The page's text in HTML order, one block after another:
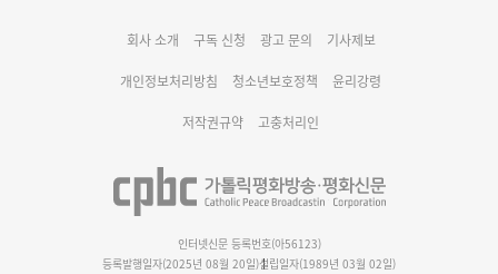
명동 미디어큐브 & 1898 미디어월 공모전 수상작 발표
회사 소개 구독 신청 광고 문의 기사제보
개인정보처리방침 청소년보호정책 윤리강령
저작권규약 고충처리인
인터넷신문 등록번호(아56123)
등록발행일자(2025년 08월 20일)설립일자(1989년 03월 02일)